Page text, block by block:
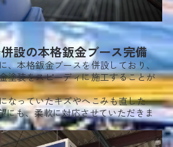
設の本格鈑金ブース完備
、本格鈑金ブースを併設しており、
塗装をスピーディに施工することが
なっていたキズやへこみも直した
も、柔軟に対応させていただきま